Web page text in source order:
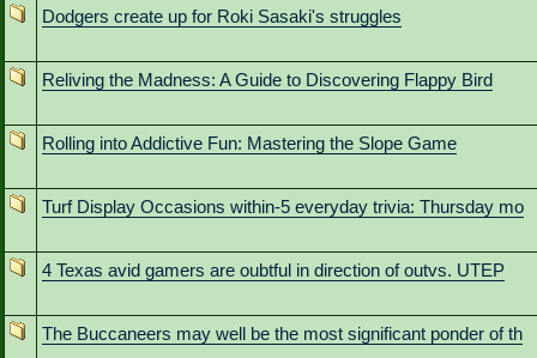
Dodgers create up for Roki Sasaki's struggles
Reliving the Madness: A Guide to Discovering Flappy Bird
Rolling into Addictive Fun: Mastering the Slope Game
Turf Display Occasions within-5 everyday trivia: Thursday mo
4 Texas avid gamers are oubtful in direction of outvs. UTEP
The Buccaneers may well be the most significant ponder of th